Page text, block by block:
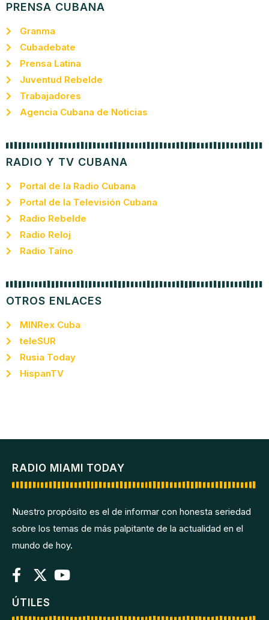
PRENSA CUBANA
Granma
Cubadebate
Prensa Latina
Juventud Rebelde
Trabajadores
Agencia Cubana de Noticias
RADIO Y TV CUBANA
Portal de la Radio Cubana
Portal de la Televisión Cubana
Radio Rebelde
Radio Reloj
Radio Taíno
OTROS ENLACES
MINRex Cuba
teleSUR
Rusia Today
HispanTV
RADIO MIAMI TODAY
Nuestro propósito es el de informar con honesta seriedad
sobre los temas de más palpitante de la actualidad en el
mundo de hoy.
ÚTILES